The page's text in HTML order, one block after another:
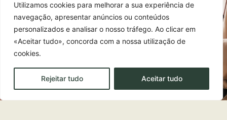
Utilizamos cookies para melhorar a sua experiência de
navegação, apresentar anúncios ou conteúdos
personalizados e analisar o nosso tráfego. Ao clicar em
«Aceitar tudo», concorda com a nossa utilização de
cookies.
Rejeitar tudo Aceitar tudo
EDUCAÇÃO E FORMAÇÃO ACADÉMICA
Os nossos programas
Conheça o enquadramento e os
mecanismos de apoio à
participação nos programas da
Fundação António Pargana.